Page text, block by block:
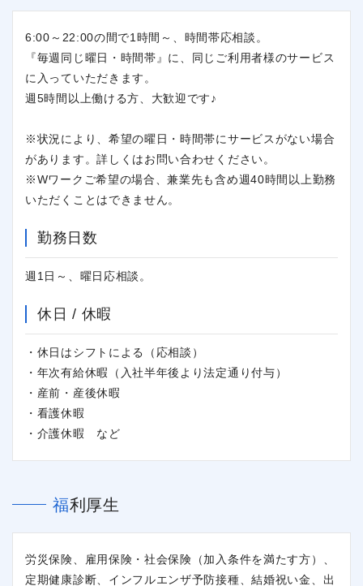
6:00～22:00の間で1時間～、時間帯応相談。
『毎週同じ曜日・時間帯』に、同じご利用者様のサービス
に入っていただきます。
週5時間以上働ける方、大歓迎です♪
※状況により、希望の曜日・時間帯にサービスがない場合
があります。詳しくはお問い合わせください。
※Wワークご希望の場合、兼業先も含め週40時間以上勤務
いただくことはできません。
勤務日数
週1日～、曜日応相談。
休日 / 休暇
・休日はシフトによる（応相談）
・年次有給休暇（入社半年後より法定通り付与）
・産前・産後休暇
・看護休暇
・介護休暇 など
福利厚生
労災保険、雇用保険・社会保険（加入条件を満たす方）、
定期健康診断、インフルエンザ予防接種、結婚祝い金、出